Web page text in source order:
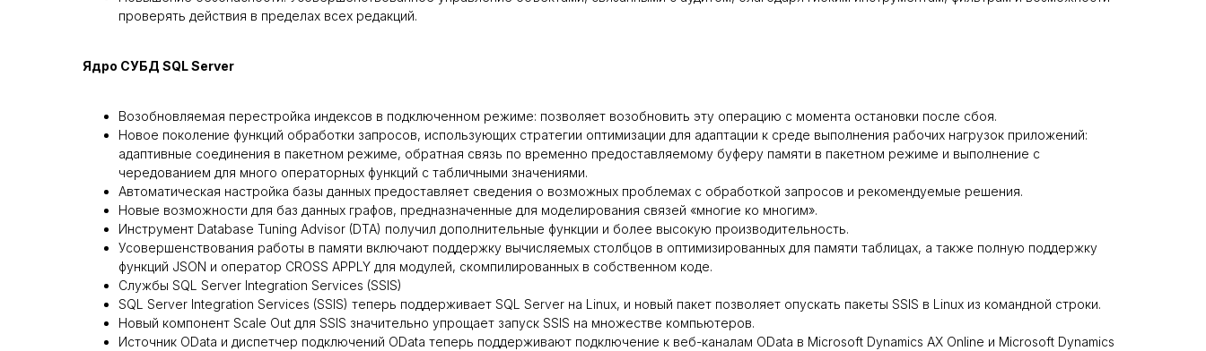
проверять действия в пределах всех редакций.
Ядро СУБД SQL Server
Возобновляемая перестройка индексов в подключенном режиме: позволяет возобновить эту операцию с момента остановки после сбоя.
Новое поколение функций обработки запросов, использующих стратегии оптимизации для адаптации к среде выполнения рабочих нагрузок приложений:
адаптивные соединения в пакетном режиме, обратная связь по временно предоставляемому буферу памяти в пакетном режиме и выполнение с
чередованием для много операторных функций с табличными значениями.
Автоматическая настройка базы данных предоставляет сведения о возможных проблемах с обработкой запросов и рекомендуемые решения.
Новые возможности для баз данных графов, предназначенные для моделирования связей «многие ко многим».
Инструмент Database Tuning Advisor (DTA) получил дополнительные функции и более высокую производительность.
Усовершенствования работы в памяти включают поддержку вычисляемых столбцов в оптимизированных для памяти таблицах, а также полную поддержку
функций JSON и оператор CROSS APPLY для модулей, скомпилированных в собственном коде.
Службы SQL Server Integration Services (SSIS)
SQL Server Integration Services (SSIS) теперь поддерживает SQL Server на Linux, и новый пакет позволяет опускать пакеты SSIS в Linux из командной строки.
Новый компонент Scale Out для SSIS значительно упрощает запуск SSIS на множестве компьютеров.
Источник OData и диспетчер подключений OData теперь поддерживают подключение к веб-каналам OData в Microsoft Dynamics AX Online и Microsoft Dynamics